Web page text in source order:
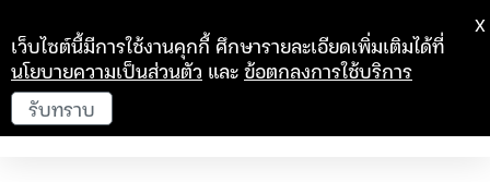
เว็บไซต์นี้มีการใช้งานคุกกี้ ศึกษารายละเอียดเพิ่มเติมได้ที่
นโยบายความเป็นส่วนตัว และข้อตกลงการใช้บริการ
รับทราบ
X